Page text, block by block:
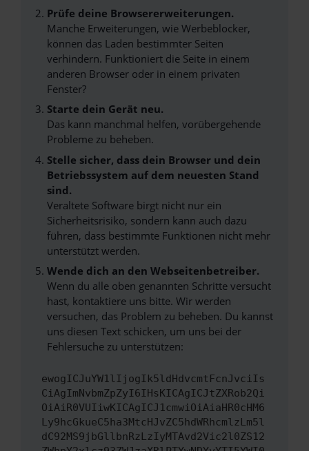
Prüfe deine Browsererweiterungen.
Manche Erweiterungen, wie Werbeblocker,
können das Laden bestimmter Seiten
verhindern. Funktioniert die Seite in einem
anderen Browser oder in einem privaten
Fenster?
Starte dein Gerät neu.
Das kann manchmal helfen, vorübergehende
Probleme zu beheben.
Stelle sicher, dass dein Browser und dein
Betriebssystem auf dem neuesten Stand
sind.
Veraltete Software birgt nicht nur ein
Sicherheitsrisiko, sondern kann auch dazu
führen, dass bestimmte Funktionen nicht mehr
unterstützt werden.
Wende dich an den Webseitenbetreiber.
Wenn du alle oben genannten Schritte versucht
hast, kontaktiere uns bitte. Wir werden
versuchen, das Problem zu beheben. Du kannst
uns diesen Text schicken, um uns bei der
Fehlersuche zu unterstützen:
ewogICJuYW1lIjogIk5ldHdvcmtFcnJvciIs
CiAgImNvbmZpZyI6IHsKICAgICJtZXRob2Qi
OiAiR0VUIiwKICAgICJ1cmwiOiAiaHR0cHM6
Ly9hcGkueC5ha3MtcHJvZC5hdWRhcmlzLm5l
dC92MS9jbGllbnRzLzIyMTAvd2Vic2l0ZS12